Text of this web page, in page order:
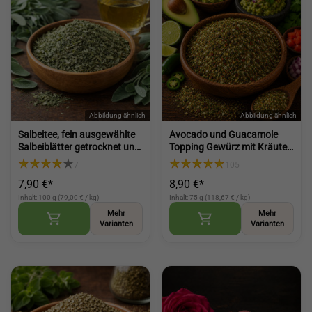
Salbeitee, fein ausgewählte
Salbeiblätter getrocknet und
geschnitten - Kräutertee für
Tea)
7,90 €*
Inhalt: 100 g (79,00 € / kg)
Mehr
Varianten
Avocado und Guacamole
Topping Gewürz mit Kräuter
als Finisher, Würze für
(Avocado Guacamole
Seasoning)
8,90 €*
Inhalt: 75 g (118,67 € / kg)
Mehr
Varianten